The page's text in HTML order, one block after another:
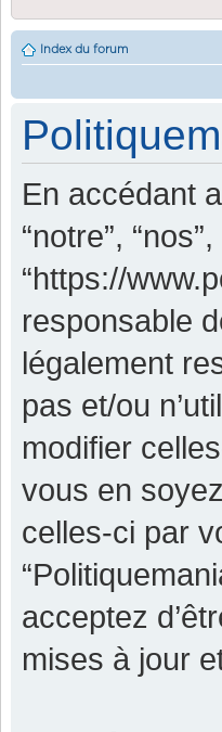
Index du forum
En accédant
“notre”,
“https://
responsable
légalement
pas et/ou
modifier
vous en
celles-ci par
acceptez
mises à jour